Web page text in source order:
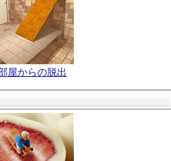
屋からの脱出